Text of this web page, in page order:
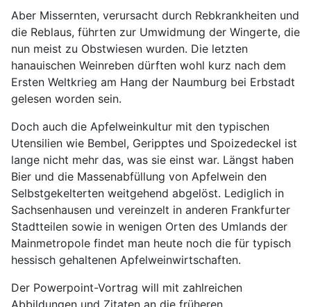
Aber Missernten, verursacht durch Rebkrankheiten und
die Reblaus, führten zur Umwidmung der Wingerte, die
nun meist zu Obstwiesen wurden. Die letzten
hanauischen Weinreben dürften wohl kurz nach dem
Ersten Weltkrieg am Hang der Naumburg bei Erbstadt
gelesen worden sein.
Doch auch die Apfelweinkultur mit den typischen
Utensilien wie Bembel, Geripptes und Spoizedeckel ist
lange nicht mehr das, was sie einst war. Längst haben
Bier und die Massenabfüllung von Apfelwein den
Selbstgekelterten weitgehend abgelöst. Lediglich in
Sachsenhausen und vereinzelt in anderen Frankfurter
Stadtteilen sowie in wenigen Orten des Umlands der
Mainmetropole findet man heute noch die für typisch
hessisch gehaltenen Apfelweinwirtschaften.
Der Powerpoint-Vortrag will mit zahlreichen
Abbildungen und Zitaten an die früheren